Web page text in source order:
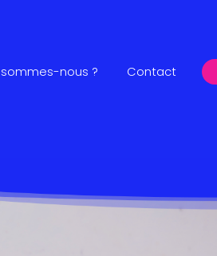
sommes-nous ? Contact